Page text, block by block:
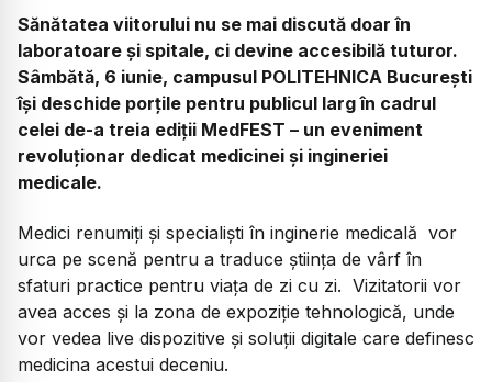
Sănătatea viitorului nu se mai discută doar în
laboratoare și spitale, ci devine accesibilă tuturor.
Sâmbătă, 6 iunie, campusul POLITEHNICA București
își deschide porțile pentru publicul larg în cadrul
celei de-a treia ediții MedFEST – un eveniment
revoluționar dedicat medicinei și ingineriei
medicale.
Medici renumiți și specialiști în inginerie medicală vor
urca pe scenă pentru a traduce știința de vârf în
sfaturi practice pentru viața de zi cu zi. Vizitatorii vor
avea acces și la zona de expoziție tehnologică, unde
vor vedea live dispozitive și soluții digitale care definesc
medicina acestui deceniu.